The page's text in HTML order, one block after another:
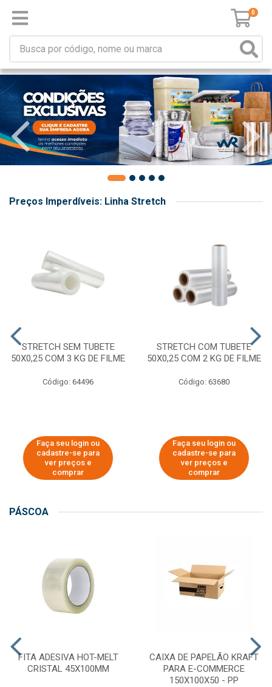
0
Preços Imperdíveis: Linha Stretch
STRETCH SEM TUBETE
50X0,25 COM 3 KG DE FILME
Código: 64496
Faça seu login ou
cadastre-se para
ver preços e
comprar
STRETCH COM TUBETE
50X0,25 COM 2 KG DE FILME
Código: 63680
Faça seu login ou
cadastre-se para
ver preços e
comprar
PÁSCOA
FITA ADESIVA HOT-MELT
CRISTAL 45X100MM
CAIXA DE PAPELÃO KRAFT
PARA E-COMMERCE
150X100X50 - PP